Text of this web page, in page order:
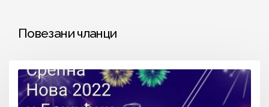
Повезани чланци